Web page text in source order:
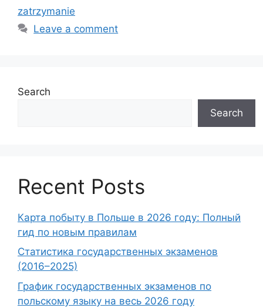
zatrzymanie
Leave a comment
Search
Search
Recent Posts
Карта побыту в Польше в 2026 году: Полный
гид по новым правилам
Статистика государственных экзаменов
(2016–2025)
График государственных экзаменов по
польскому языку на весь 2026 году